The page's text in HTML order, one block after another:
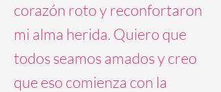
corazón roto y reconfortaron
mi alma herida. Quiero que
todos seamos amados y creo
que eso comienza con la